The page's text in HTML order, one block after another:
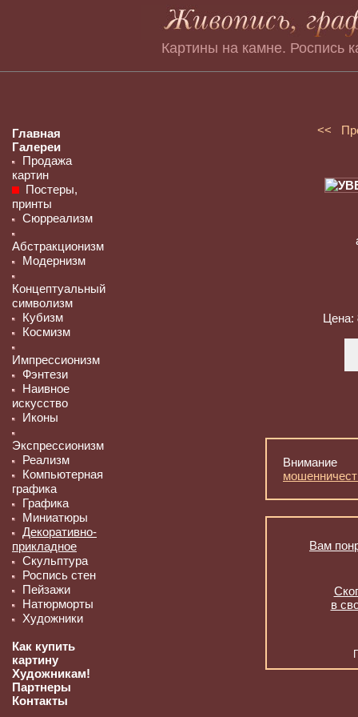
Картины на камне. Роспись
Главная
Галереи
Продажа
картин
Постеры,
принты
Сюрреализм
Абстракционизм
Модернизм
Концептуальный
символизм
Кубизм
Космизм
Импрессионизм
Фэнтези
Наивное
искусство
Иконы
Экспрессионизм
Реализм
Компьютерная
графика
Графика
Миниатюры
Декоративно-
прикладное
Скульптура
Роспись стен
Пейзажи
Натюрморты
Художники
Как купить
картину
Художникам!
Партнеры
Контакты
<<
Цена:
Вам
в